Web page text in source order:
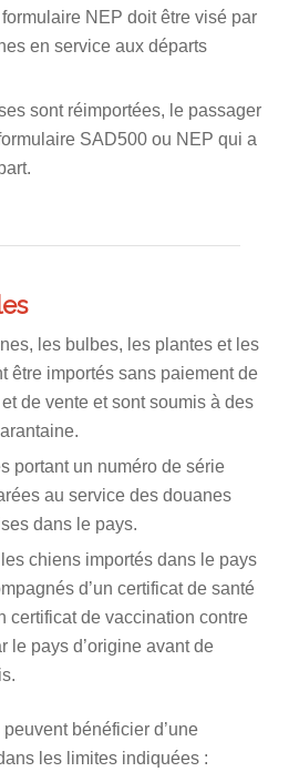
NEP doit être visé par
en service aux départs
sont réimportées, le passager
SAD500 ou NEP qui a
les bulbes, les plantes et les
être importés sans paiement de
de vente et sont soumis à des
portant un numéro de série
au service des douanes
dans le pays.
chiens importés dans le pays
d’un certificat de santé
certificat de vaccination contre
le pays d’origine avant de
bénéficier d’une
les limites indiquées :